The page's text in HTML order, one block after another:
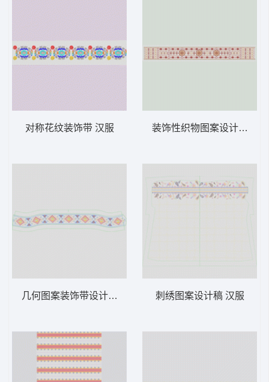
对称花纹装饰带 汉服
几何图案装饰带设计图 汉服
装饰性织物图案设计 汉服
刺绣图案设计稿 汉服